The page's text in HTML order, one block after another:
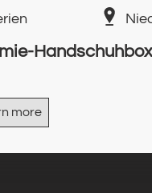
Handschuhbox
more